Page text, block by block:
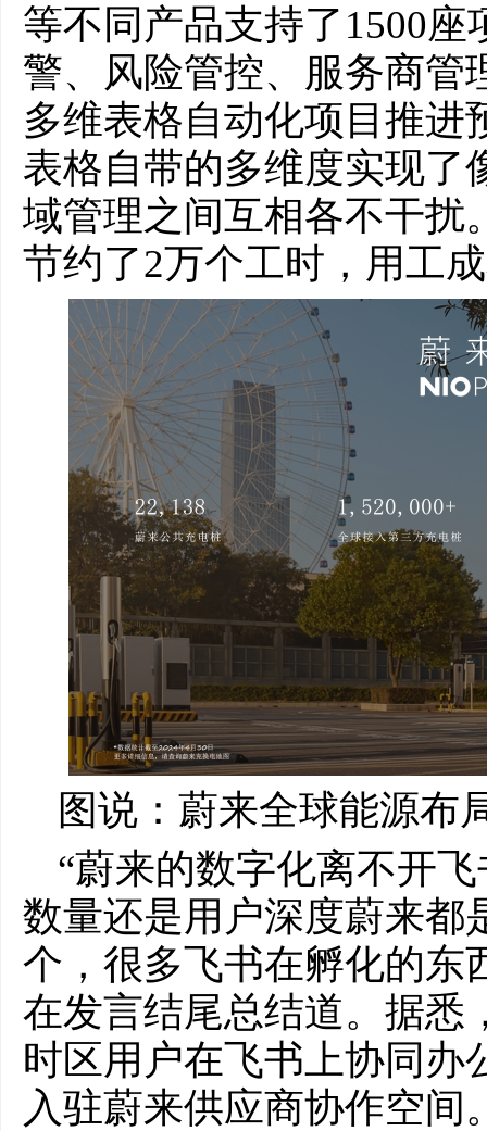
等不同产品支持了1500
警、风险管控、服务商管
多维表格自动化项目推进
表格自带的多维度实现了
域管理之间互相各不干扰
节约了2万个工时，用工
图说：蔚来全球能源布
“蔚来的数字化离不开
数量还是用户深度蔚来都
个，很多飞书在孵化的东
在发言结尾总结道。据悉
时区用户在飞书上协同办
入驻蔚来供应商协作空